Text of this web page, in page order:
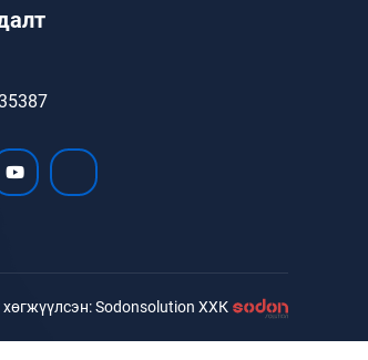
Sodonsolution ХХК